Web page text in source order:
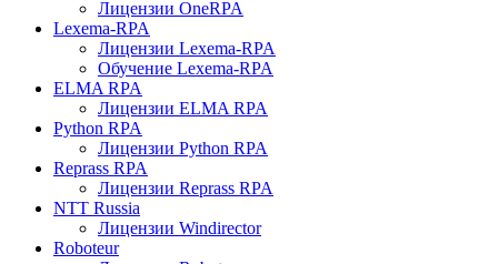
Лицензии OneRPA
Lexema-RPA
Лицензии Lexema-RPA
Обучение Lexema-RPA
ELMA RPA
Лицензии ELMA RPA
Python RPA
Лицензии Python RPA
Reprass RPA
Лицензии Reprass RPA
NTT Russia
Лицензии Windirector
Roboteur